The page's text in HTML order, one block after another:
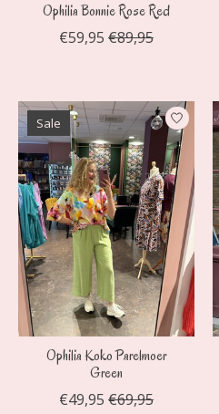
Ophilia Bonnie Rose Red
€59,95 €89,95
Sale
Ophilia Koko Parelmoer
Green
€49,95 €69,95